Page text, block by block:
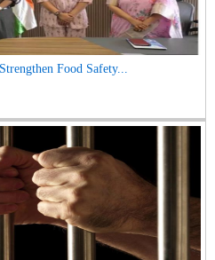
Food Safety...